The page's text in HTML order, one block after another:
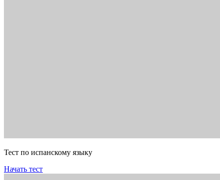
Тест по испанскому языку
Начать тест